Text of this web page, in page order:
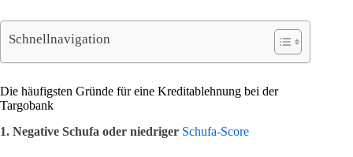
Schnellnavigation
Die häufigsten Gründe für eine Kreditablehnung bei der
Targobank
1. Negative Schufa oder niedriger Schufa-Score